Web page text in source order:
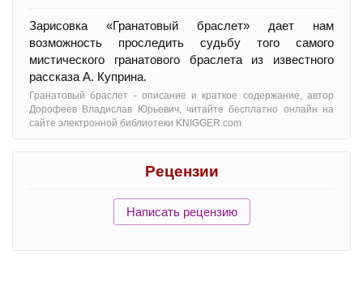
Зарисовка «Гранатовый браслет» дает нам
возможность проследить судьбу того самого
мистического гранатового браслета из известного
рассказа А. Куприна.
Гранатовый браслет - oписание и краткое содержание, автор
Дорофеев Владислав Юрьевич, читайте бесплатно онлайн на
сайте электронной библиотеки KNIGGER.com
Рецензии
Написать рецензию